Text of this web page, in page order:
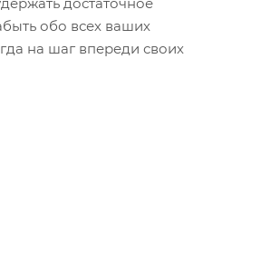
обо всех ваших
на шаг впереди своих